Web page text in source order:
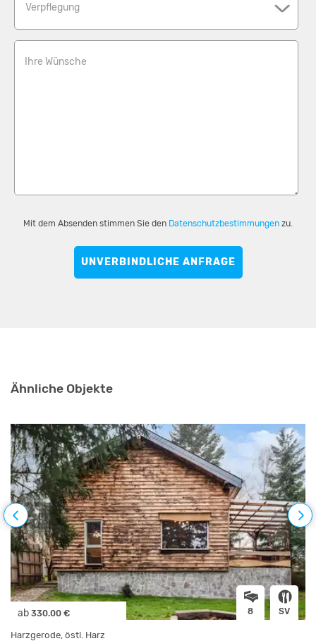
Verpflegung
Ihre Wünsche
Mit dem Absenden stimmen Sie den Datenschutzbestimmungen zu.
UNVERBINDLICHE ANFRAGE
Ähnliche Objekte
ab 330.00 € 8 SV
Harzgerode, östl. Harz